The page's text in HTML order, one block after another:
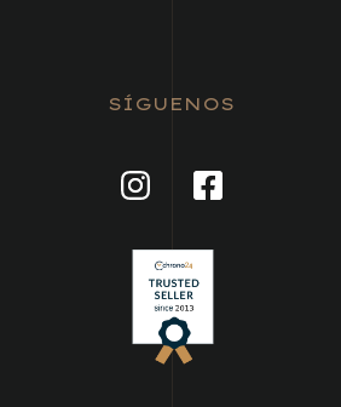
SÍGUENOS